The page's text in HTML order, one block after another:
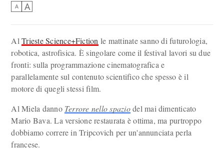
A A
AlTrieste Science+Fiction le mattinate sanno di futurologia,
robotica, astrofisica. È singolare come il festival lavori su due
fronti: sulla programmazione cinematografica e
parallelamente sul contenuto scientifico che spesso è il
motore di quegli stessi film.
Al Miela danno Terrore nello spaziodel mai dimenticato
Mario Bava. La versione restaurata è ottima, ma purtroppo
dobbiamo correre in Tripcovich per un'annunciata perla
francese.